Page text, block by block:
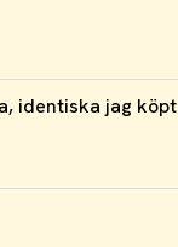
identiska jag